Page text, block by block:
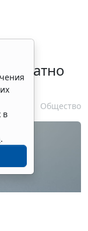
Общество
в
.